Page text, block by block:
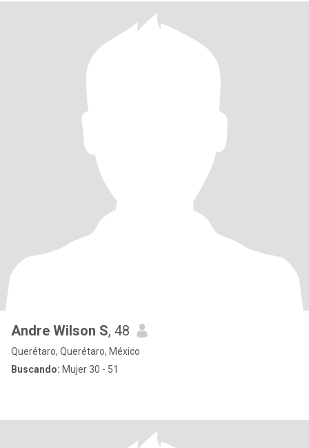
Andre Wilson S, 48
Querétaro, Querétaro, México
Buscando: Mujer 30 - 51